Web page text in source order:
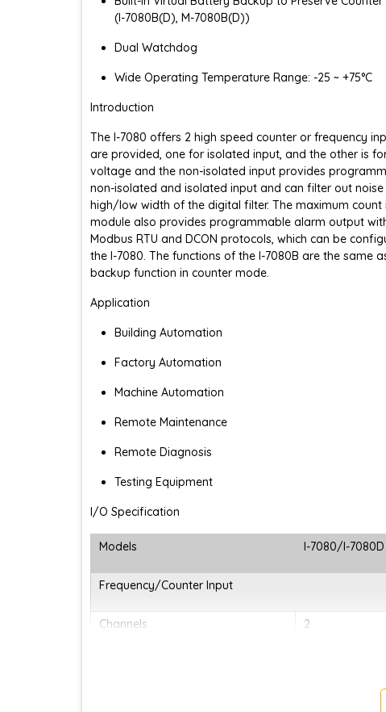
(I-7080B(D), M-7080B(D))
Dual Watchdog
Wide Operating Temperature Range: -25 ~ +75°C
Introduction
The I-7080 offers 2 high speed counter or frequency
are provided, one for isolated input, and the other is
voltage and the non-isolated input provides
non-isolated and isolated input and can filter out
high/low width of the digital filter. The maximum
module also provides programmable alarm output
Modbus RTU and DCON protocols, which can be
the I-7080. The functions of the I-7080B are the same
backup function in counter mode.
Application
Building Automation
Factory Automation
Machine Automation
Remote Maintenance
Remote Diagnosis
Testing Equipment
I/O Specification
Models I-7080/I-7080D
Frequency/Counter Input
Channels 2